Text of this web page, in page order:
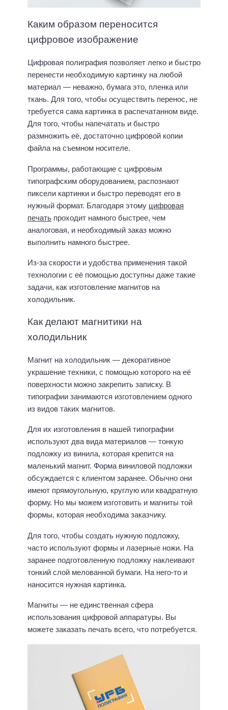
Каким образом переносится
цифровое изображение
Цифровая полиграфия позволяет легко и быстро
перенести необходимую картинку на любой
материал — неважно, бумага это, пленка или
ткань. Для того, чтобы осуществить перенос, не
требуется сама картинка в распечатанном виде.
Для того, чтобы напечатать и быстро
размножить её, достаточно цифровой копии
файла на съемном носителе.
Программы, работающие с цифровым
типографским оборудованием, распознают
пиксели картинки и быстро переводят его в
нужный формат. Благодаря этому цифровая
печать проходит намного быстрее, чем
аналоговая, и необходимый заказ можно
выполнить намного быстрее.
Из-за скорости и удобства применения такой
технологии с её помощью доступны даже такие
задачи, как изготовление магнитов на
холодильник.
Как делают магнитики на
холодильник
Магнит на холодильник — декоративное
украшение техники, с помощью которого на её
поверхности можно закрепить записку. В
типографии занимаются изготовлением одного
из видов таких магнитов.
Для их изготовления в нашей типографии
используют два вида материалов — тонкую
подложку из винила, которая крепится на
маленький магнит. Форма виниловой подложки
обсуждается с клиентом заранее. Обычно они
имеют прямоугольную, круглую или квадратную
форму. Но мы можем изготовить и магниты той
формы, которая необходима заказчику.
Для того, чтобы создать нужную подложку,
часто используют формы и лазерные ножи. На
заранее подготовленную подложку наклеивают
тонкий слой мелованной бумаги. На него-то и
наносится нужная картинка.
Магниты — не единственная сфера
использования цифровой аппаратуры. Вы
можете заказать печать всего, что потребуется.